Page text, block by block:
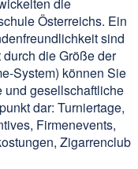
Österreichs. Ein
sind
die Größe der
System) können Sie
und gesellschaftliche
dar: Turniertage,
Firmenevents,
Zigarrenclub